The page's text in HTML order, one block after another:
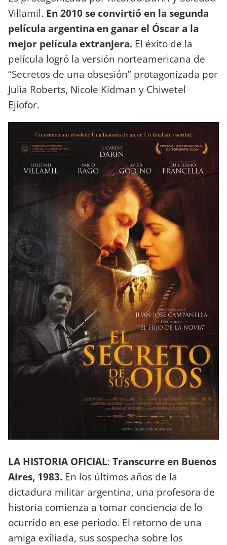
Villamil. En 2010 se convirtió en la segunda
película argentina en ganar el Óscar a la
mejor película extranjera. El éxito de la
película logró la versión norteamericana de
“Secretos de una obsesión” protagonizada por
Julia Roberts, Nicole Kidman y Chiwetel
Ejiofor.
LA HISTORIA OFICIAL: Transcurre en Buenos
Aires, 1983. En los últimos años de la
dictadura militar argentina, una profesora de
historia comienza a tomar conciencia de lo
ocurrido en ese periodo. El retorno de una
amiga exiliada, sus sospecha sobre los